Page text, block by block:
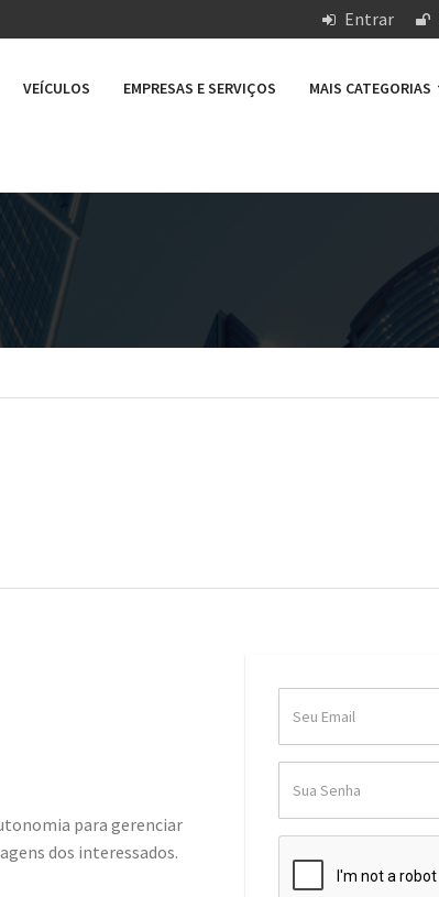
Entrar
VEÍCULOS EMPRESAS E SERVIÇOS MAIS CATEGORIAS
para gerenciar
dos interessados.